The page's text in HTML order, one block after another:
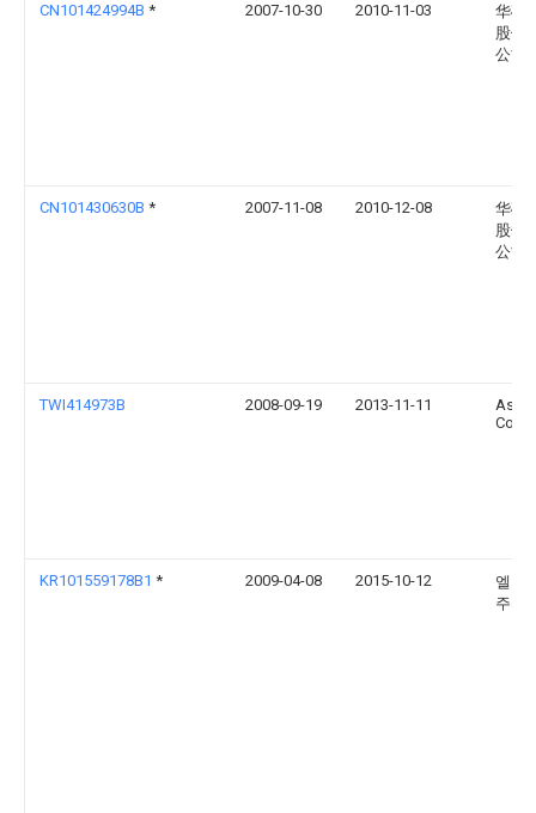
CN101424994B * 2007-10-30 2010-11-03
华硕
股份
公司
CN101430630B * 2007-11-08 2010-12-08
华硕
股份
公司
TWI414973B 2008-09-19 2013-11-11
KR101559178B1 * 2009-04-08 2015-10-12
엘지
주식